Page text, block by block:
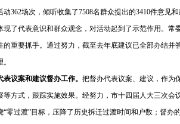
动362场次，倾听收集了7508名群众提出的3410件意
现了代表意识和群众观念，对活动起到了示范作用。
的重要抓手。通过努力，截至去年底建议已全部办结
表议案和建议督办工作。 把督办代表议案、建议，作为
等方式，跟踪实施效果。经努力，市十四届人大三次
“零过渡”目标，压降了历史拆迁过渡时间和户数；督